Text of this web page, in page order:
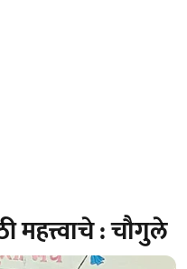
महत्त्वाचे : चौगुले